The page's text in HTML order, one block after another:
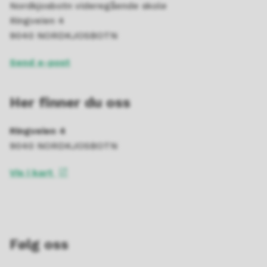
Nordkjosbotn videregående skole
Ringveien 4
9040 NORDKJOSBOTN
Send e-post
Her finner du oss
Ringveien 4
9040 NORDKJOSBOTN
Vis i kart
Følg oss